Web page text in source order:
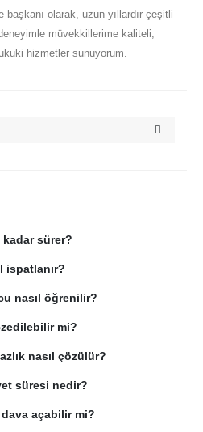
olarak, uzun yıllardır çeşitli
müvekkillerime kaliteli,
hizmetler sunuyorum.
kadar sürer?
ispatlanır?
nasıl öğrenilir?
mi?
nasıl çözülür?
süresi nedir?
açabilir mi?